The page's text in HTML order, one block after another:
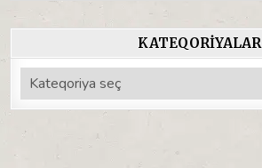
KATEQORIYALAR
Kateqoriyalar